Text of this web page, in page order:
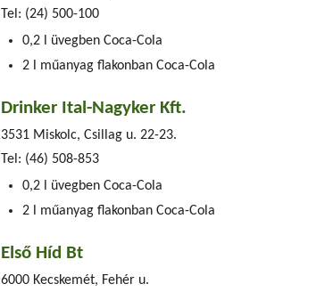
Tel: (24) 500-100
0,2 l üvegben Coca-Cola
2 l műanyag flakonban Coca-Cola
Drinker Ital-Nagyker Kft.
3531 Miskolc, Csillag u. 22-23.
Tel: (46) 508-853
0,2 l üvegben Coca-Cola
2 l műanyag flakonban Coca-Cola
Első Híd Bt
6000 Kecskemét, Fehér u.